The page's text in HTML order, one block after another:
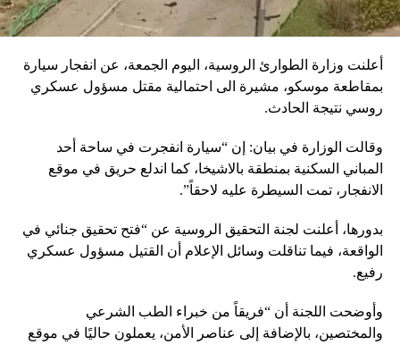
أعلنت وزارة الطوارئ الروسية، اليوم الجمعة، عن انفجار سيارة
بمقاطعة موسكو، مشيرة الى احتمالية مقتل مسؤول عسكري
روسي نتيجة الحادث.
وقالت الوزارة في بيان: إن “سيارة انفجرت في ساحة أحد
المباني السكنية بمنطقة بالاشيخا، كما اندلع حريق في موقع
الانفجار، تمت السيطرة عليه لاحقاً”.
بدورها، أعلنت لجنة التحقيق الروسية عن “فتح تحقيق جنائي في
الواقعة، فيما تناقلت وسائل الإعلام أن القتيل مسؤول عسكري
رفيع.
وأوضحت اللجنة أن “فريقاً من خبراء الطب الشرعي
والمختصين، بالإضافة إلى عناصر الأمن، يعملون حاليًا في موقع